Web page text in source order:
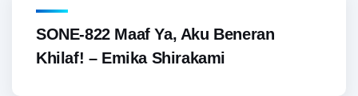
SONE-822 Maaf Ya, Aku Beneran
Khilaf! – Emika Shirakami